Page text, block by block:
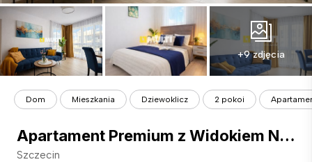
+9 zdjęcia
Dom Mieszkania Dziewoklicz 2 pokoi
Apartament Premium z Widokiem Na Odrę
Szczecin